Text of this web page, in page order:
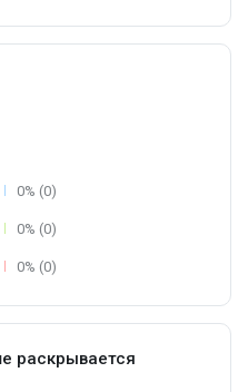
0% (0)
0% (0)
0% (0)
раскрывается